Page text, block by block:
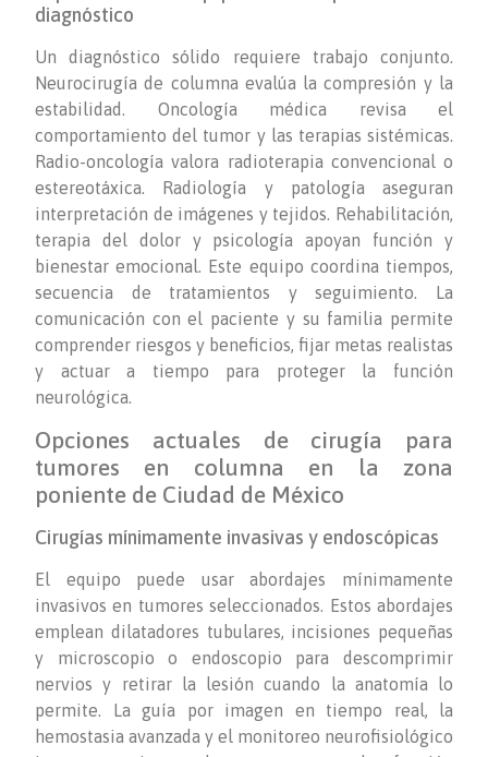
diagnóstico
Un diagnóstico sólido requiere trabajo conjunto.
Neurocirugía de columna evalúa la compresión y la
estabilidad. Oncología médica revisa el
comportamiento del tumor y las terapias sistémicas.
Radio-oncología valora radioterapia convencional o
estereotáxica. Radiología y patología aseguran
interpretación de imágenes y tejidos. Rehabilitación,
terapia del dolor y psicología apoyan función y
bienestar emocional. Este equipo coordina tiempos,
secuencia de tratamientos y seguimiento. La
comunicación con el paciente y su familia permite
comprender riesgos y beneficios, fijar metas realistas
y actuar a tiempo para proteger la función
neurológica.
Opciones actuales de cirugía para
tumores en columna en la zona
poniente de Ciudad de México
Cirugías mínimamente invasivas y endoscópicas
El equipo puede usar abordajes mínimamente
invasivos en tumores seleccionados. Estos abordajes
emplean dilatadores tubulares, incisiones pequeñas
y microscopio o endoscopio para descomprimir
nervios y retirar la lesión cuando la anatomía lo
permite. La guía por imagen en tiempo real, la
hemostasia avanzada y el monitoreo neurofisiológico